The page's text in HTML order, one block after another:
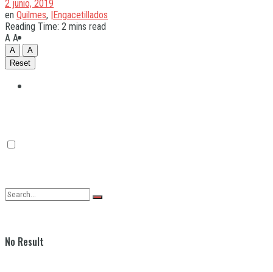
No Result
2 junio, 2019
en Quilmes, |Engacetillados
Reading Time: 2 mins read
A A
A
A
Reset